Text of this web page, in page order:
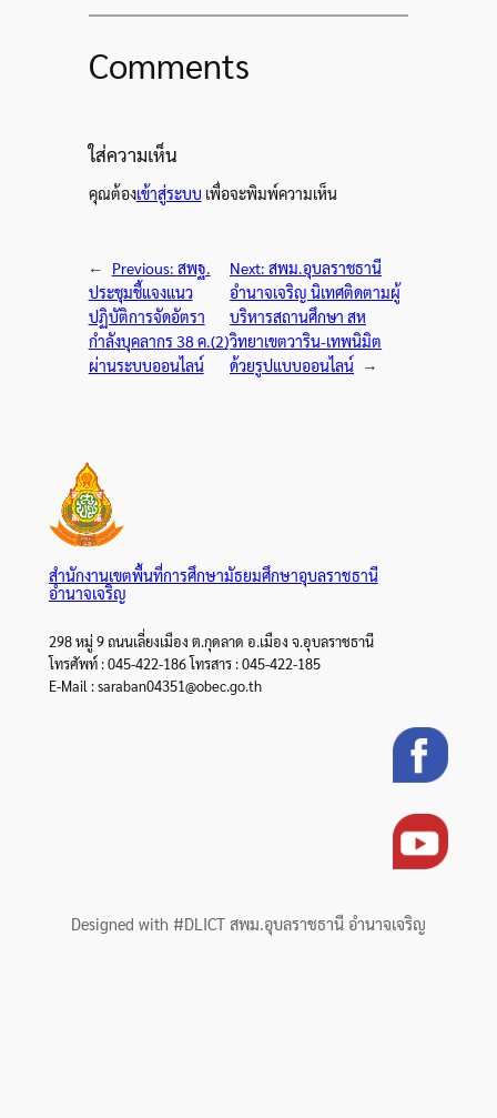
Comments
ใส่ความเห็น
คุณต้องเข้าสู่ระบบ เพื่อจะพิมพ์ความเห็น
← Previous: สพฐ.
ประชุมชี้แจงแนว
ปฏิบัติการจัดอัตรา
กำลังบุคลากร 38 ค.(2)
ผ่านระบบออนไลน์
Next:สพม.อุบลราชธานี
อำนาจเจริญ นิเทศติดตามผู้
บริหารสถานศึกษา สห
วิทยาเขตวาริน-เทพนิมิต
ด้วยรูปแบบออนไลน์ →
สำนักงานเขตพื้นที่การศึกษามัธยมศึกษาอุบลราชธานี
อำนาจเจริญ
298 หมู่ 9 ถนนเลี่ยงเมือง ต.กุดลาด อ.เมือง จ.อุบลราชธานี
โทรศัพท์ : 045-422-186 โทรสาร : 045-422-185
E-Mail : saraban04351@obec.go.th
Designed with #DLICT สพม.อุบลราชธานี อำนาจเจริญ